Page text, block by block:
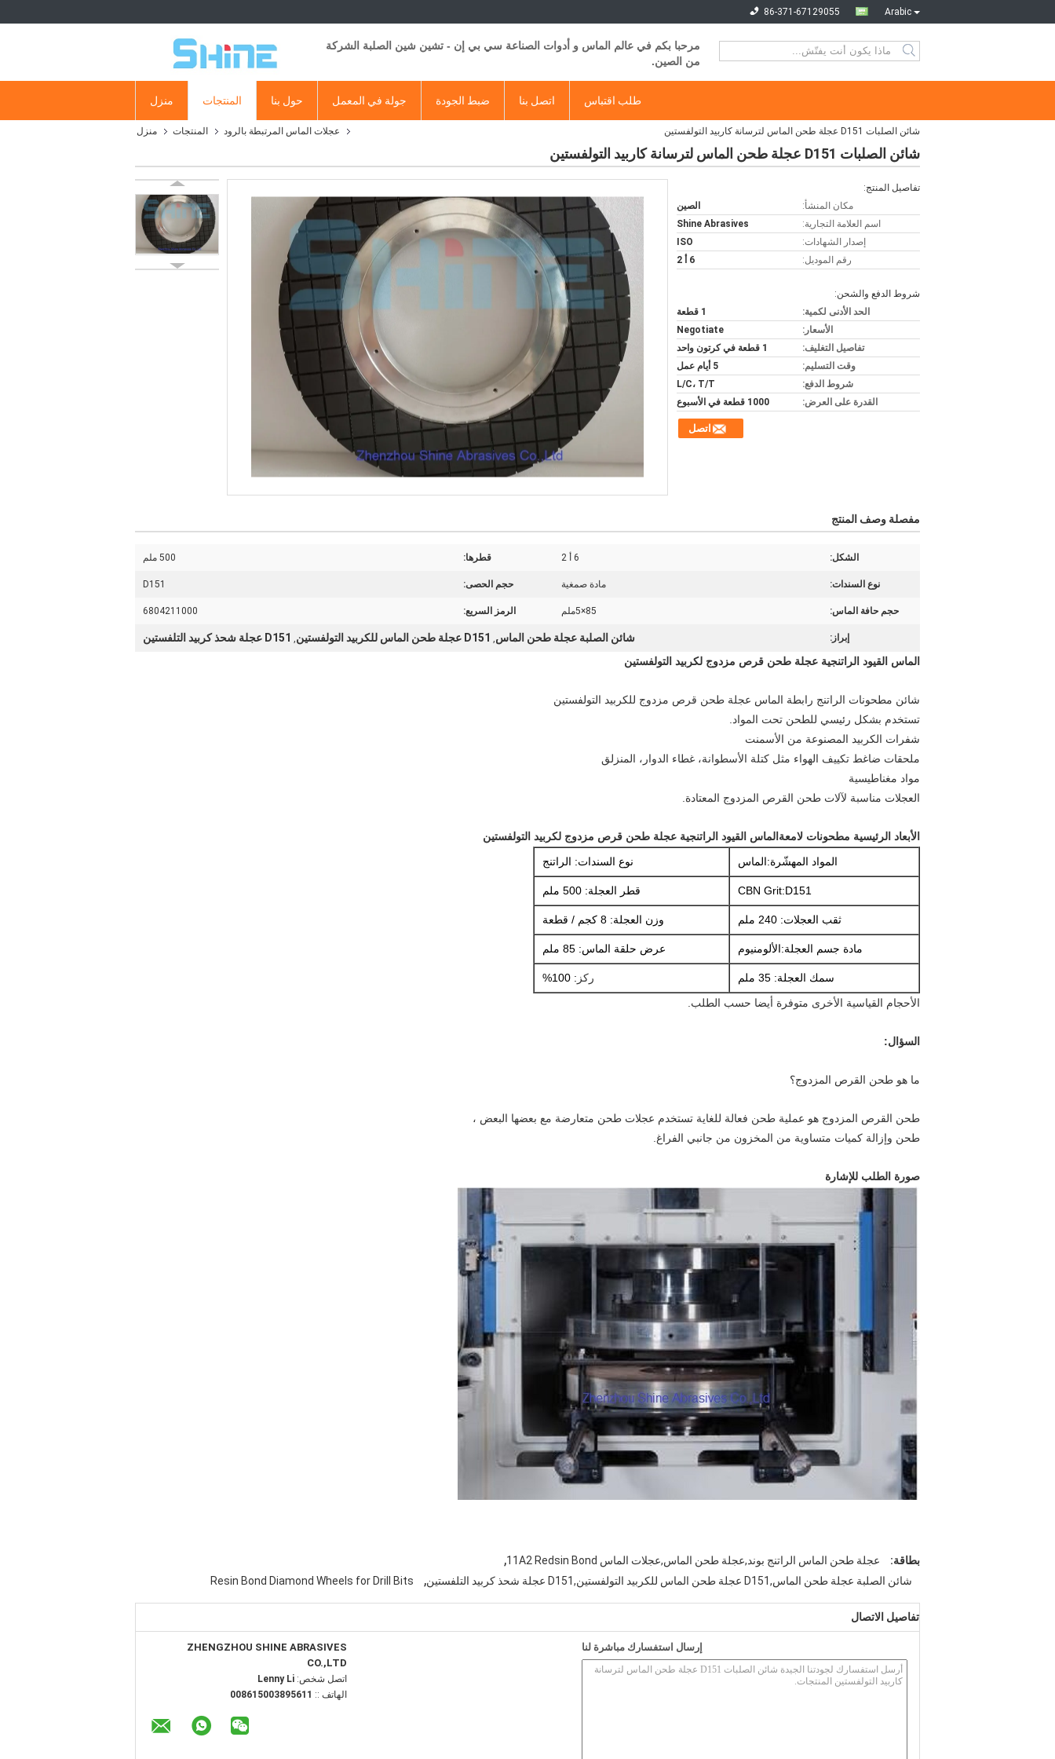
Arabic
86-371-67129055
مرحبا بكم في عالم الماس و أدوات الصناعة سي بي إن - تشين شين الصلبة الشركة
من الصين.
منزل المنتجات حول بنا جولة في المعمل ضبط الجودة اتصل بنا طلب اقتباس
منزل المنتجات عجلات الماس المرتبطة بالرود شائن الصلبات D151 عجلة طحن الماس لترسانة كاربيد التولفستين
شائن الصلبات D151 عجلة طحن الماس لترسانة كاربيد التولفستين
تفاصيل المنتج:
مكان المنشأ:
الصين
اسم العلامة التجارية:
Shine Abrasives
إصدار الشهادات:
ISO
رقم الموديل:
6 أ 2
شروط الدفع والشحن:
الحد الأدنى لكمية:
1 قطعة
الأسعار:
Negotiate
تفاصيل التغليف:
1 قطعة في كرتون واحد
وقت التسليم:
5 أيام عمل
شروط الدفع:
L/C، T/T
القدرة على العرض:
1000 قطعة في الأسبوع
اتصل
مفصلة وصف المنتج
الشكل: 6 أ 2 قطرها: 500 ملم
نوع السندات: مادة صمغية حجم الحصى: D151
حجم حافة الماس: 85×5ملم الرمز السريع: 6804211000
إبراز: شائن الصلبة عجلة طحن الماس, D151 عجلة طحن الماس للكربيد التولفستين , D151 عجلة شحذ كربيد التلفستين
الماس القيود الراتنجية عجلة طحن قرص مزدوج لكربيد التولفستين
شائن مطحونات الراتنج رابطة الماس عجلة طحن قرص مزدوج للكربيد التولفستين
تستخدم بشكل رئيسي للطحن تحت المواد.
شفرات الكربيد المصنوعة من الأسمنت
ملحقات ضاغط تكييف الهواء مثل كتلة الأسطوانة، غطاء الدوار، المنزلق
مواد مغناطيسية
العجلات مناسبة لآلات طحن القرص المزدوج المعتادة.
الأبعاد الرئيسية مطحونات لامعة الماس القيود الراتنجية عجلة طحن قرص مزدوج لكربيد التولفستين
المواد المهشّرة:الماس
نوع السندات: الراتنج
CBN Grit:D151 قطر العجلة: 500 ملم
ثقب العجلات: 240 ملم وزن العجلة: 8 كجم / قطعة
مادة جسم العجلة:الألومنيوم عرض حلقة الماس: 85 ملم
سمك العجلة: 35 ملم ركز : 100%
الأحجام القياسية الأخرى متوفرة أيضا حسب الطلب.
السؤال:
ما هو طحن القرص المزدوج؟
طحن القرص المزدوج هو عملية طحن فعالة للغاية تستخدم عجلات طحن متعارضة مع بعضها البعض ،
طحن وإزالة كميات متساوية من المخزون من جانبي الفراغ.
صورة الطلب للإشارة
بطاقة: عجلة طحن الماس الراتنج بوند,عجلة طحن الماس,عجلات الماس 11A2 Redsin Bond ,
شائن الصلبة عجلة طحن الماس,D151 عجلة طحن الماس للكربيد التولفستين,D151 عجلة شحذ كربيد التلفستين ,
Resin Bond Diamond Wheels for Drill Bits
تفاصيل الاتصال
ZHENGZHOU SHINE ABRASIVES
CO.,LTD
اتصل شخص: Lenny Li
الهاتف :: 008615003895611
إرسال استفسارك مباشرة لنا